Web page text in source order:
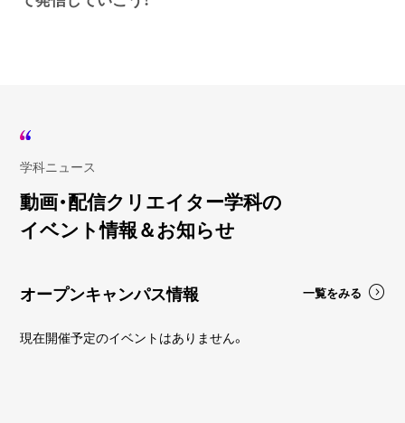
学科ニュース
動画・配信クリエイター学科の
イベント情報＆お知らせ
オープンキャンパス情報
現在開催予定のイベントはありません。
一覧をみる